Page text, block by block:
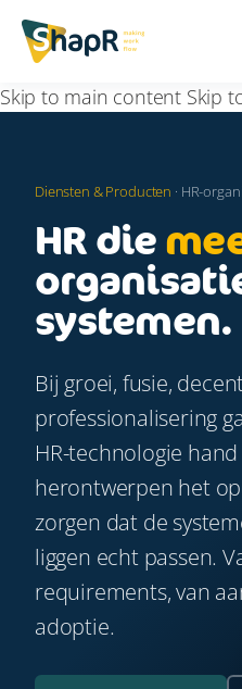
Skip to main content Skip
Diensten & Producten · HR-
HR die
systemen.
Bij groei, fusie,
professionalisering
HR-technologie
herontwerpen het
zorgen dat de
liggen echt passen.
requirements, van
adoptie.